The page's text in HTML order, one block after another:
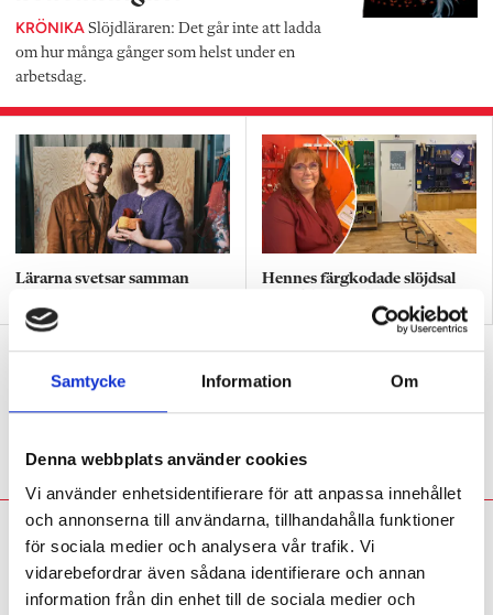
Samtycke Information Om
Denna webbplats använder cookies
Vi använder enhetsidentifierare för att anpassa innehållet
och annonserna till användarna, tillhandahålla funktioner
för sociala medier och analysera vår trafik. Vi
vidarebefordrar även sådana identifierare och annan
information från din enhet till de sociala medier och
KRÖNIKA Slöjdläraren: Det går inte att ladda
om hur många gånger som helst under en
arbetsdag.
Lärarna svetsar samman
Hennes färgkodade slöjdsal
Därför får tjejer mycket högre betyg
än killar i bild
Eva Söderberg:I slöjd går
det inte att vakna till i
slutet av terminen